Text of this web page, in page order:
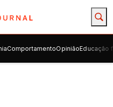
ComportamentoOpiniãoEducação